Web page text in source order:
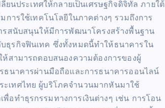
ยนประเทศให้กลายเป็นเศรษฐกิจดิจิทัล ภายใต้
มการใช้เทคโนโลยีในภาคต่างๆ รวมถึงการ
รสนับสนุนให้มีการพัฒนาโครงสร้างพื้นฐาน
ธุรกิจฟินเทค ซึ่งทั้งหมดนี้ทำให้ธนาคารใน
ห้สามารถตอบสนองความต้องการของผู้
ธนาคารผ่านมือถือและการธนาคารออนไลน์
ะเทศไทย ผู้บริโภคจำนวนมากหันมาใช้
อทำธุรกรรมทางการเงินต่างๆ เช่น การโอน